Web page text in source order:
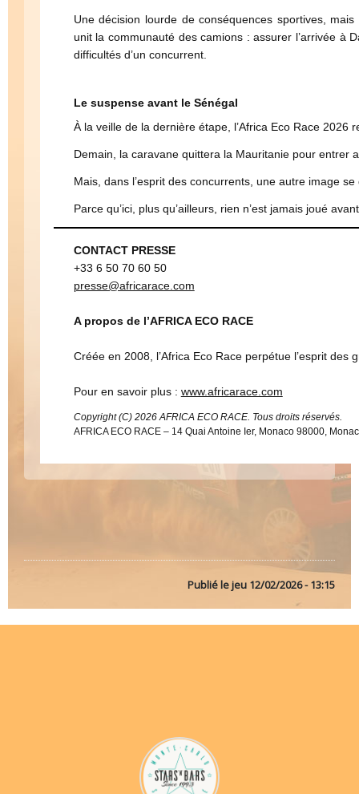
Une décision lourde de conséquences sportives,
unit la communauté des camions : assurer l’arrivée à
difficultés d’un concurrent.
Le suspense avant le Sénégal
À la veille de la dernière étape, l’Africa Eco Race 2026
Demain, la caravane quittera la Mauritanie pour entrer
Mais, dans l’esprit des concurrents, une autre image
Parce qu’ici, plus qu’ailleurs, rien n’est jamais joué
CONTACT PRESSE
+33 6 50 70 60 50
presse@africarace.com
A propos de l’AFRICA ECO RACE
Créée en 2008, l’Africa Eco Race perpétue l’esprit
Pour en savoir plus : www.africarace.com
Copyright (C) 2026 AFRICA ECO RACE. Tous droits réservés.
AFRICA ECO RACE – 14 Quai Antoine Ier, Monaco 98000,
Publié lejeu 12/02/2026 - 13:15